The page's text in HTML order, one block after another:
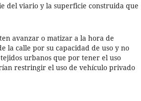
del viario y la superficie construida que
avanzar o matizar a la hora de
la calle por su capacidad de uso y no
urbanos que por tener el uso
restringir el uso de vehículo privado